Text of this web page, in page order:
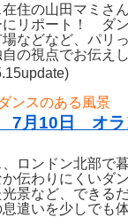
住の山田マミさ
にリポート！ ダ
などなど、パリ
の視点でお伝え
ンスのある風景
月10日 オラ
ロンドン北部で
伝わりにくいダ
光景など、できる
息遣いを少しでも